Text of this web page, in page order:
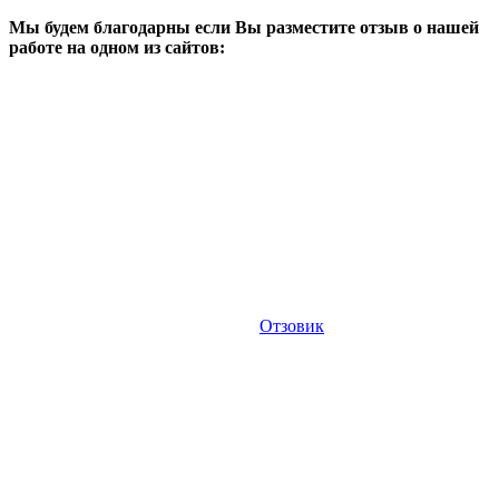
Мы будем благодарны если Вы разместите отзыв о нашей
работе на одном из сайтов:
Отзовик